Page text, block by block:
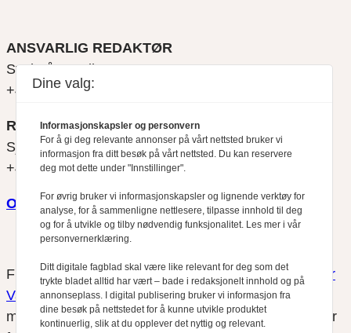
ANSVARLIG REDAKTØR
Svein Åge Eriksen
+47 900 79 547
REDAKTØR
Sjur Anda
+47 470 34 460
Om oss
Finansfokus arbeider etterRedaktørplakatenog
Vær
Varsom-plakatensregler for god presseskikk, som
medlem av Fagpressen. Finansfokus har ikke ansvar
Dine valg:
Informasjonskapsler og personvern
For å gi deg relevante annonser på vårt nettsted bruker vi
informasjon fra ditt besøk på vårt nettsted. Du kan reservere
deg mot dette under "Innstillinger".
For øvrig bruker vi informasjonskapsler og lignende verktøy for
analyse, for å sammenligne nettlesere, tilpasse innhold til deg
og for å utvikle og tilby nødvendig funksjonalitet. Les mer i vår
personvernerklæring.
Ditt digitale fagblad skal være like relevant for deg som det
trykte bladet alltid har vært – bade i redaksjonelt innhold og på
annonseplass. I digital publisering bruker vi informasjon fra
dine besøk på nettstedet for å kunne utvikle produktet
kontinuerlig, slik at du opplever det nyttig og relevant.